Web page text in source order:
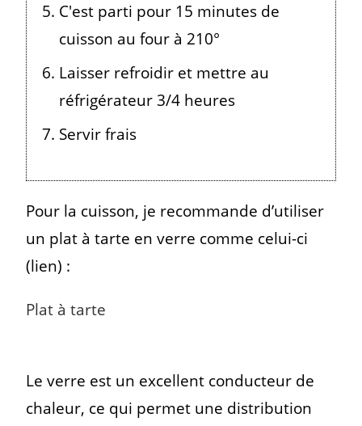
C'est parti pour 15 minutes de
cuisson au four à 210°
Laisser refroidir et mettre au
réfrigérateur 3/4 heures
Servir frais
Pour la cuisson, je recommande d’utiliser
un plat à tarte en verre comme celui-ci
(lien) :
Plat à tarte
Le verre est un excellent conducteur de
chaleur, ce qui permet une distribution